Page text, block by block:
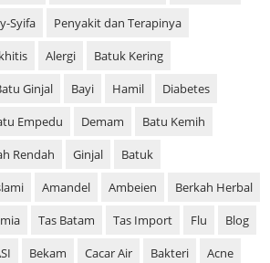
Syifa
Penyakit dan Terapinya
Alergi
Batuk Kering
Ginjal Bayi Hamil
Diabetes
Empedu Demam
Batu Kemih
Rendah Ginjal
Batuk
Amandel Ambeien
Berkah Herbal
Tas Batam Tas Import Flu
Blog
Bekam Cacar Air Bakteri
Acne